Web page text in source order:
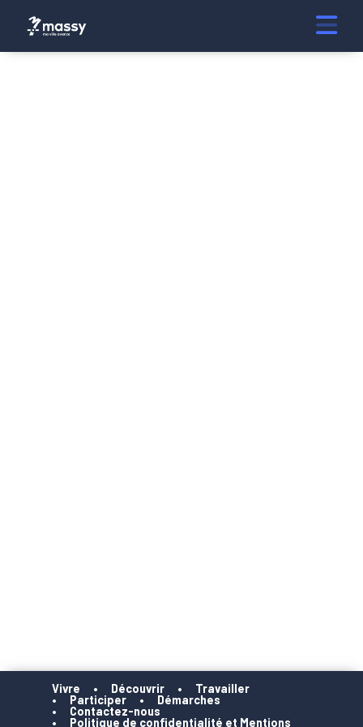
Vivre Découvrir
Travailler
Participer
Démarches
Contactez-nous
Politique de confidentialité et Mentions